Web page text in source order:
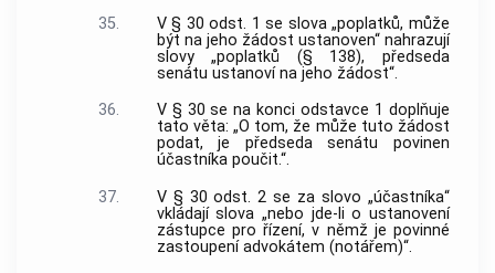
35.
V § 30 odst. 1 se slova „poplatků, může
být na jeho žádost ustanoven“ nahrazují
slovy „poplatků (§ 138), předseda
senátu ustanoví na jeho žádost“.
36.
V § 30 se na konci odstavce 1 doplňuje
tato věta: „O tom, že může tuto žádost
podat, je předseda senátu povinen
účastníka poučit.“.
37.
V § 30 odst. 2 se za slovo „účastníka“
vkládají slova „nebo jde-li o ustanovení
zástupce pro řízení, v němž je povinné
zastoupení advokátem (notářem)“.